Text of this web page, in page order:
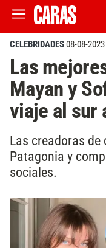
CELEBRIDADES08-08-
Las
Mayan y
viaje al sur
Las creadoras
Patagonia y
sociales.